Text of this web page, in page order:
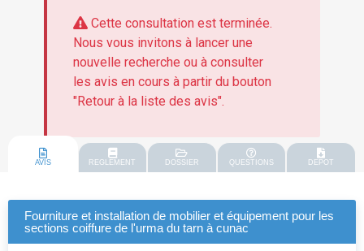
Cette consultation est terminée.
Nous vous invitons à lancer une
nouvelle recherche ou à consulter
les avis en cours à partir du bouton
"Retour à la liste des avis".
AVIS REGLEMENT DOSSIER QUESTIONS DEPOT
Fourniture et installation de mobilier et équipement pour les
sections coiffure de l'urma du tarn à cunac